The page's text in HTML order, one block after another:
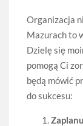
Organizacja
Mazurach to
Dzielę się
pomogą Ci
będą mówić
do sukcesu: